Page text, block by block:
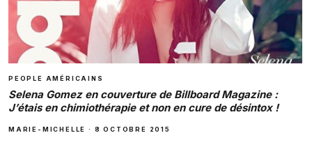
PEOPLE AMÉRICAINS
Selena Gomez en couverture de Billboard Magazine :
J’étais en chimiothérapie et non en cure de désintox !
MARIE-MICHELLE · 8 OCTOBRE 2015